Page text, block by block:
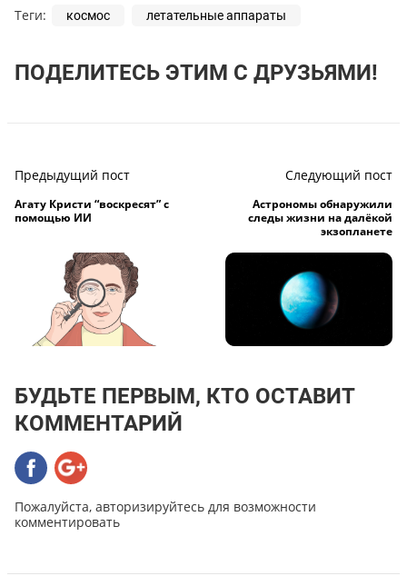
Теги: космос летательные аппараты
ПОДЕЛИТЕСЬ ЭТИМ С ДРУЗЬЯМИ!
Предыдущий пост
Агату Кристи “воскресят” с
помощью ИИ
Следующий пост
Астрономы обнаружили
следы жизни на далёкой
экзопланете
БУДЬТЕ ПЕРВЫМ, КТО ОСТАВИТ
КОММЕНТАРИЙ
Пожалуйста, авторизируйтесь для возможности
комментировать